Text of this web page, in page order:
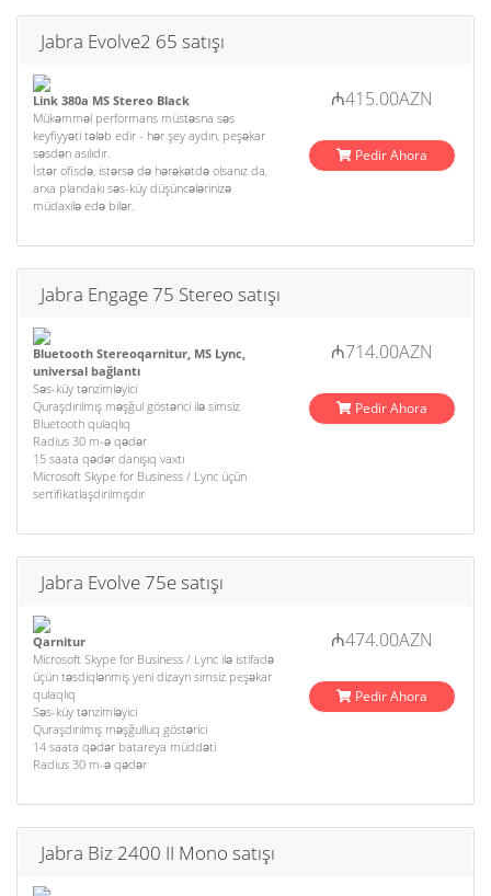
Jabra Evolve2 65 satışı
Link 380a MS Stereo Black
Mükəmməl performans müstəsna səs
keyfiyyəti tələb edir - hər şey aydın, peşəkar
səsdən asılıdır.
İstər ofisdə, istərsə də hərəkətdə olsanız da,
arxa plandakı səs-küy düşüncələrinizə
müdaxilə edə bilər.
₼415.00AZN
Pedir Ahora
Jabra Engage 75 Stereo satışı
Bluetooth Stereoqarnitur, MS Lync,
universal bağlantı
Səs-küy tənzimləyici
Quraşdırılmış məşğul göstərici ilə simsiz
Bluetooth qulaqlıq
Radius 30 m-ə qədər
15 saata qədər danışıq vaxtı
Microsoft Skype for Business / Lync üçün
sertifikatlaşdırılmışdır
₼714.00AZN
Pedir Ahora
Jabra Evolve 75e satışı
Qarnitur
Microsoft Skype for Business / Lync ilə istifadə
üçün təsdiqlənmiş yeni dizayn simsiz peşəkar
qulaqlıq
Səs-küy tənzimləyici
Quraşdırılmış məşğulluq göstərici
14 saata qədər batareya müddəti
Radius 30 m-ə qədər
₼474.00AZN
Pedir Ahora
Jabra Biz 2400 II Mono satışı